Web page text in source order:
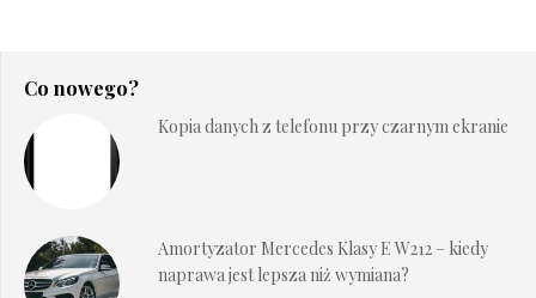
Co nowego?
Kopia danych z telefonu przy czarnym ekranie
Amortyzator Mercedes Klasy E W212 – kiedy
naprawa jest lepsza niż wymiana?